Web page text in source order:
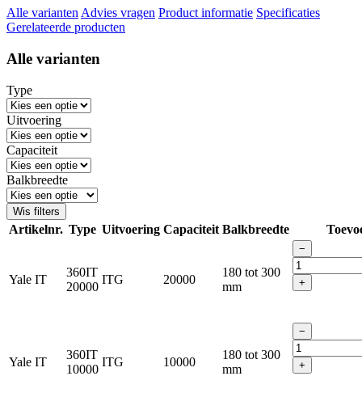
Alle varianten Advies vragen Product informatie Specificaties
Gerelateerde producten
Alle varianten
Type
Uitvoering
Capaciteit
Balkbreedte
Wis filters
Artikelnr. Type Uitvoering Capaciteit Balkbreedte
Yale IT
360IT
20000
ITG 20000
180 tot 300
mm
−
+
Yale IT
360IT
10000
ITG 10000
180 tot 300
mm
−
+